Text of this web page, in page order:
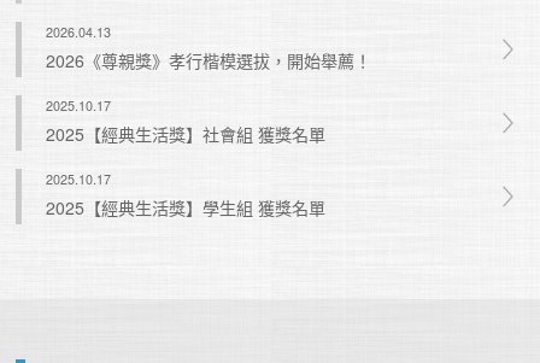
2026.04.13
2026《尊親獎》孝行楷模選拔，開始舉薦！
2025.10.17
2025【經典生活獎】社會組 獲獎名單
2025.10.17
2025【經典生活獎】學生組 獲獎名單